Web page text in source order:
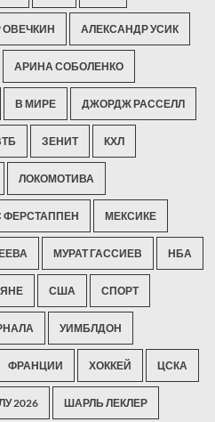
АЛЕКСАНДР УСИК
АРИНА СОБОЛЕНКО
В МИРЕ ДЖОРДЖ РАССЕЛЛ
ЗЕНИТ КХЛ
ЛОКОМОТИВА
ФЕРСТАППЕН МЕКСИКЕ
МУРАТ ГАССИЕВ НБА
США СПОРТ
УИМБЛДОН
ФРАНЦИИ ХОККЕЙ ЦСКА
2026 ШАРЛЬ ЛЕКЛЕР